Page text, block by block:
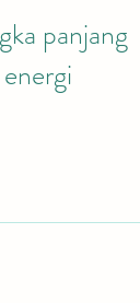
panjang